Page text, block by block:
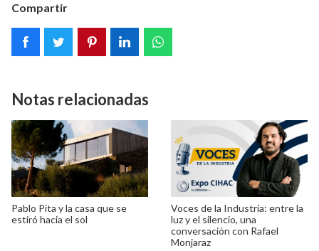
Compartir
Notas relacionadas
Pablo Pita y la casa que se
estiró hacia el sol
Voces de la Industria: entre la
luz y el silencio, una
conversación con Rafael
Monjaraz